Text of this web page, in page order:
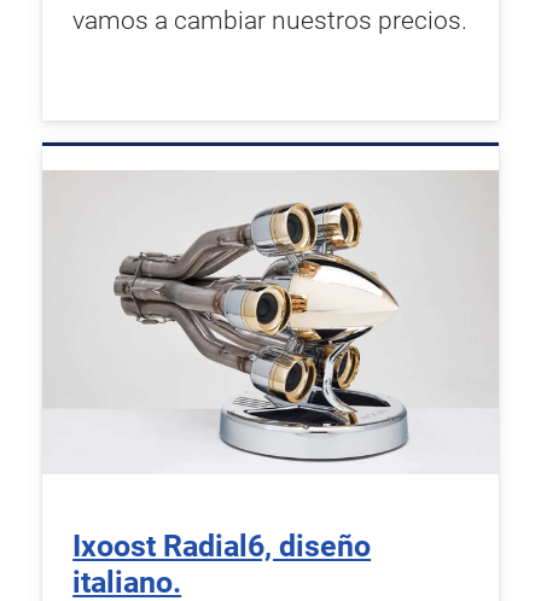
vamos a cambiar nuestros precios.
Ixoost Radial6, diseño
italiano.